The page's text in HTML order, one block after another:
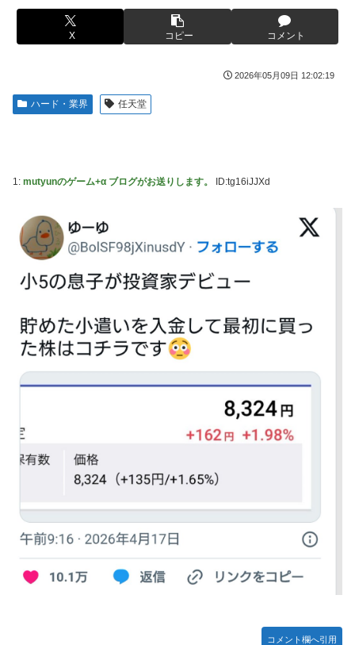
【ROBOT魂】 88,000のミーティアが二次も即完売なの大人
気すぎる…
【画像】田中みな実さん、妊娠中とは思えないヒール姿で登
株式投資、若年男性の自信喪失の原因に-6割超が「人生の敗
【緊急】お笑いジャングルポケット斉藤慎二被告に懲役7年
の求刑←これ…
【ウマ娘】セイちゃんの攻撃力を見よ！！！
とーーーーーーーーにおもんない！！！！」→炎上
海外「全部日本の真似だったのか…」 日本の普通のテレビ
番組が最新SNSの数十年先を行っていたと話題に
【艦これ】これがラ級ちゃんの水着modeか・・・！
ぐらんぶる Season 3 第5話 感想：耕平がタレントの替え玉
に！奇行にはちゃんと意味があった！
竹﨑由佳アナ ピタパンのお尻！！
【ウマ娘】セイちゃんの攻撃力を見よ！！！
る存在になってしまう
【ウマ娘】（悲報）ナイスネイチャ、討ち取られる
【画像あり】ワイ、今更SSSS.GRIDMANを観賞するも面白
伊勢鈴蘭さん、コカ・コーラ愛を全力アピール！
無期懲役、去年の仮釈放わずか４人…もう実質終身刑だった
【画像】令和最新版のあのちゃん、可愛過ぎてワイらにブッ
【悲報】コメ農家「高市総理には愛想尽かした」売値は生産
原価の半分以下に…肥料代や燃料代は高騰「今年でやめる」
【有能】政府「トラックはサービスエリア利用有料化すれば
サボらず走るし流問題解決じゃね？」
ジャグラーやってる奴ってヤバいの多すぎじゃね？？？
今季もタイトル獲得を目指すFC町田ゼルビア黒田剛監督が
X コピー コメント
2026年05月09日 12:02:19
ハード・業界 任天堂
1: mutyunのゲーム+α ブログがお送りします。 ID:tg16iJJXd
コメント欄へ引用